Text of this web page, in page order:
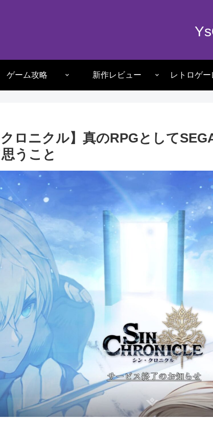
ゲーム攻略 新作レビュー レトロゲ
クロニクル】真のRPGとして
うこと